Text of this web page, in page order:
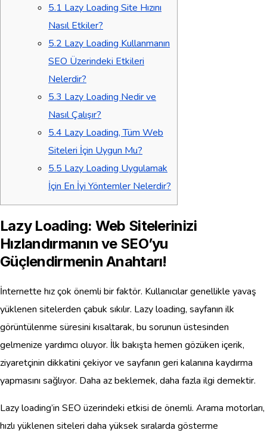
5.1 Lazy Loading Site Hızını
Nasıl Etkiler?
5.2 Lazy Loading Kullanmanın
SEO Üzerindeki Etkileri
Nelerdir?
5.3 Lazy Loading Nedir ve
Nasıl Çalışır?
5.4 Lazy Loading, Tüm Web
Siteleri İçin Uygun Mu?
5.5 Lazy Loading Uygulamak
İçin En İyi Yöntemler Nelerdir?
Lazy Loading: Web Sitelerinizi
Hızlandırmanın ve SEO’yu
Güçlendirmenin Anahtarı!
İnternette hız çok önemli bir faktör. Kullanıcılar genellikle yavaş
yüklenen sitelerden çabuk sıkılır. Lazy loading, sayfanın ilk
görüntülenme süresini kısaltarak, bu sorunun üstesinden
gelmenize yardımcı oluyor. İlk bakışta hemen gözüken içerik,
ziyaretçinin dikkatini çekiyor ve sayfanın geri kalanına kaydırma
yapmasını sağlıyor. Daha az beklemek, daha fazla ilgi demektir.
Lazy loading’in SEO üzerindeki etkisi de önemli. Arama motorları,
hızlı yüklenen siteleri daha yüksek sıralarda gösterme